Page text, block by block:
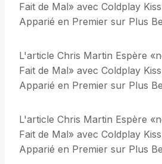
Fait de Mal» avec Coldplay
Apparié en Premier sur Plus
L'article Chris Martin Espère
Fait de Mal» avec Coldplay
Apparié en Premier sur Plus
L'article Chris Martin Espère
Fait de Mal» avec Coldplay
Apparié en Premier sur Plus